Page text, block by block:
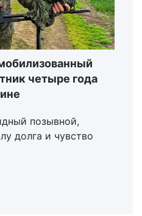
четыре года
позывной,
долга и чувство